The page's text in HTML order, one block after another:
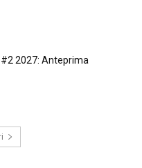
2027: Anteprima